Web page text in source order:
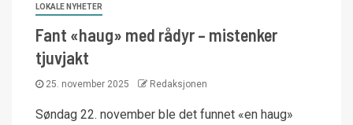
LOKALE NYHETER
Fant «haug» med rådyr – mistenker
tjuvjakt
25. november 2025 Redaksjonen
Søndag 22. november ble det funnet «en haug»